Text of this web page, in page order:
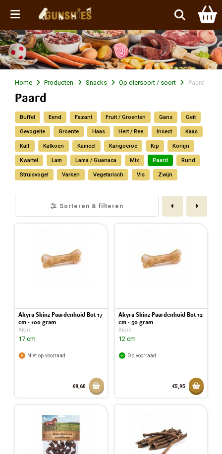
Menu
Home Producten Snacks Op diersoort / soort Paard
Paard
Buffel Eend Fazant Fruit / Groenten Gans Geit
Gevogelte Groente Haas Hert / Ree Insect Kaas
Kalf Kalkoen Kameel Kangoeroe Kip Konijn
Kwartel Lam Lama / Guanaca Mix Paard Rund
Struisvogel Varken Vegetarisch Vis Zwijn
Sorteren & filteren Vorige
Akyra Skinz Paardenhuid Bot 17
cm - 100 gram
Akyra
17 cm
Niet op voorraad
€8,60 Aan winkelmandje toevoegen
Akyra Skinz Paardenhuid Bot 12
cm - 50 gram
Akyra
12 cm
Op voorraad
€5,95